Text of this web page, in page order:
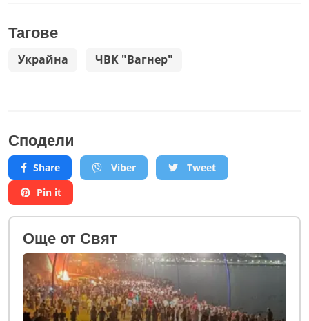
Тагове
Украйна ЧВК "Вагнер"
Сподели
Share Viber
Tweet
Pin it
Oще от Свят